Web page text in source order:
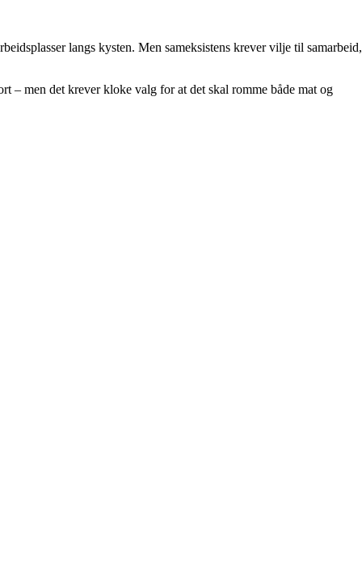
langs kysten. Men sameksistens krever vilje til samarbeid,
– men det krever kloke valg for at det skal romme både mat og